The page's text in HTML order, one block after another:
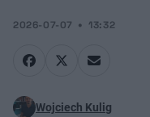
2026-07-07 13:32
Wojciech Kulig